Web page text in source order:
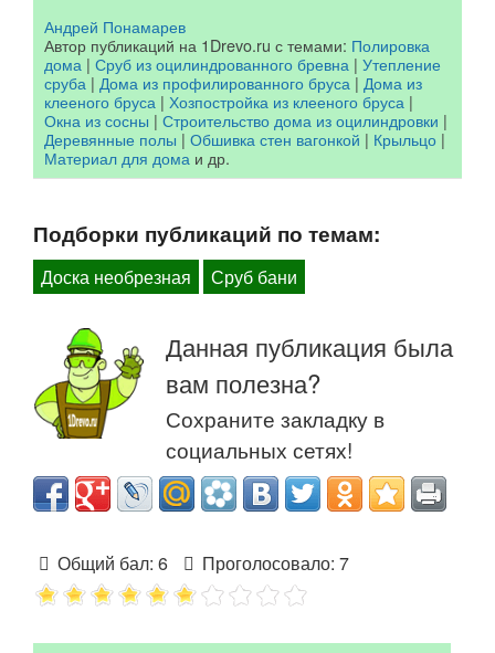
Андрей Понамарев
Автор публикаций на 1Drevo.ru с темами: Полировка
дома | Сруб из оцилиндрованного бревна | Утепление
сруба | Дома из профилированного бруса | Дома из
клееного бруса | Хозпостройка из клееного бруса |
Окна из сосны | Строительство дома из оцилиндровки |
Деревянные полы | Обшивка стен вагонкой | Крыльцо |
Материал для дома и др.
Подборки публикаций по темам:
Доска необрезная Сруб бани
Данная публикация была
вам полезна?
Сохраните закладку в
социальных сетях!
Общий бал: 6 Проголосовало: 7